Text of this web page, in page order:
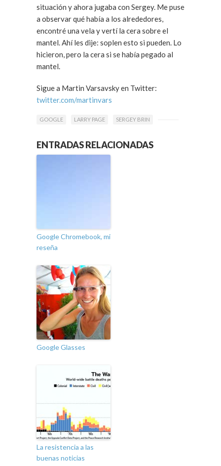
situación y ahora jugaba con Sergey. Me puse
a observar qué había a los alrededores,
encontré una vela y vertí la cera sobre el
mantel. Ahí les dije: soplen esto si pueden. Lo
hicieron, pero la cera si se había pegado al
mantel.
Sigue a Martin Varsavsky en Twitter:
twitter.com/martinvars
GOOGLE LARRY PAGE SERGEY BRIN
ENTRADAS RELACIONADAS
Google Chromebook, mi
reseña
Google Glasses
La resistencia a las
buenas noticias